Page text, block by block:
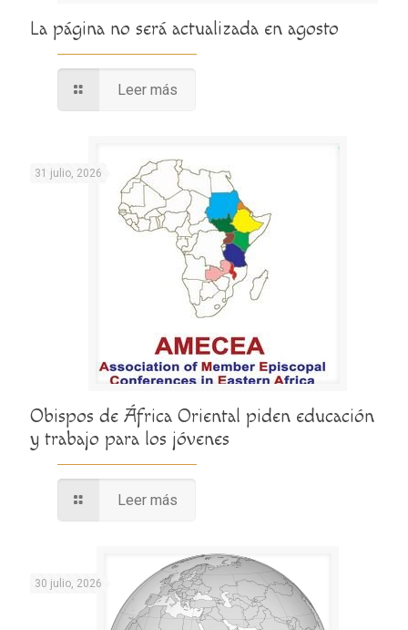
La página no será actualizada en agosto
Leer más
31 julio, 2026
Obispos de África Oriental piden educación
y trabajo para los jóvenes
Leer más
30 julio, 2026